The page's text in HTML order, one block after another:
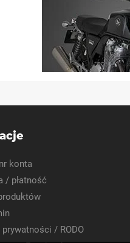
konta
/ płatność
/ RODO